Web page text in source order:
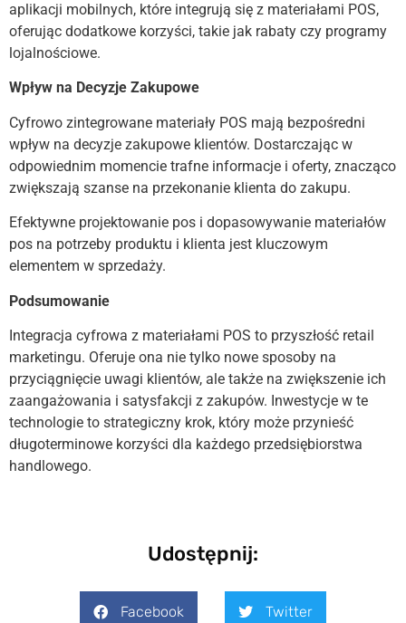
aplikacji mobilnych, które integrują się z materiałami POS,
oferując dodatkowe korzyści, takie jak rabaty czy programy
lojalnościowe.
Wpływ na Decyzje Zakupowe
Cyfrowo zintegrowane materiały POS mają bezpośredni
wpływ na decyzje zakupowe klientów. Dostarczając w
odpowiednim momencie trafne informacje i oferty, znacząco
zwiększają szanse na przekonanie klienta do zakupu.
Efektywne projektowanie pos i dopasowywanie materiałów
pos na potrzeby produktu i klienta jest kluczowym
elementem w sprzedaży.
Podsumowanie
Integracja cyfrowa z materiałami POS to przyszłość retail
marketingu. Oferuje ona nie tylko nowe sposoby na
przyciągnięcie uwagi klientów, ale także na zwiększenie ich
zaangażowania i satysfakcji z zakupów. Inwestycje w te
technologie to strategiczny krok, który może przynieść
długoterminowe korzyści dla każdego przedsiębiorstwa
handlowego.
Udostępnij:
Facebook Twitter